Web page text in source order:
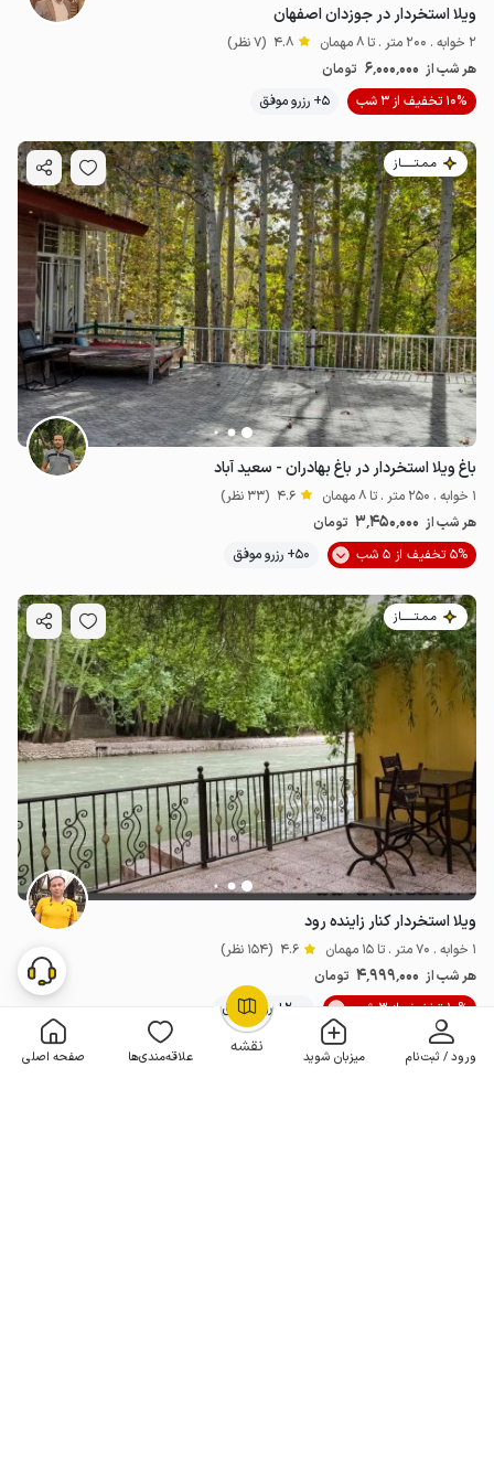
نقشه ورود / ثبت‌نام میزبان شوید علاقه‌مندی‌ها صفحه اصلی
OpenStreetMap
ویلا استخردار در جوزدان اصفهان
2 خوابه . 200 متر . تا 8 مهمان 4.8 (7 نظر)
هر شب از 6٬000٬000 تومان
10% تخفیف از 3 شب
5+ رزرو موفق
مـمـتــــــاز
باغ ویلا استخردار در باغ بهادران - سعید آباد
1 خوابه . 250 متر . تا 8 مهمان 4.6 (33 نظر)
هر شب از 3٬450٬000 تومان
5% تخفیف از 5 شب
50+ رزرو موفق
مـمـتــــــاز
ویلا استخردار کنار زاینده رود
1 خوابه . 70 متر . تا 15 مهمان 4.6 (154 نظر)
هر شب از 4٬999٬000 تومان
10% تخفیف از 3 شب
200+ رزرو موفق